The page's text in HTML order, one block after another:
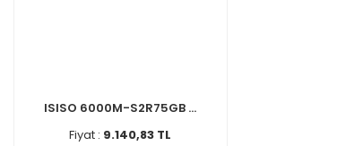
ISISO 6000M-S2R75GB ...
Fiyat : 9.140,83 TL